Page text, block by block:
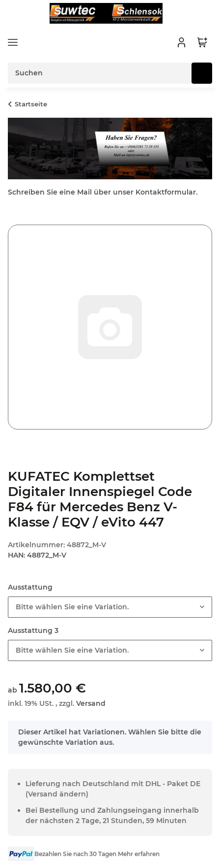
Startseite
Schreiben Sie eine Mail über unser Kontaktformular.
KUFATEC Komplettset
Digitaler Innenspiegel Code
F84 für Mercedes Benz V-
Klasse / EQV / eVito 447
Artikelnummer: 48872_M-V
HAN: 48872_M-V
Ausstattung
Bitte wählen Sie eine Variation.
Ausstattung 3
Bitte wählen Sie eine Variation.
ab 1.580,00 €
inkl. 19% USt. , zzgl. Versand
x
Dieser Artikel hat Variationen. Wählen Sie bitte die
gewünschte Variation aus.
Lieferung nach Deutschland mit DHL - Paket DE
(Versand ändern)
Bei Bestellung und Zahlungseingang innerhalb
der nächsten 2 Tage, 21 Stunden, 59 Minuten
Bezahlen Sie nach 30 Tagen Mehr erfahren